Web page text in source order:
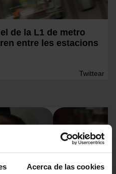
Acerca de las cookies
de la L1 de metro
entre les estacions
Twittear